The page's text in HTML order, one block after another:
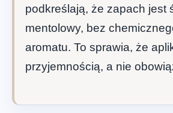
podkreślają, że zapach jest
mentolowy, bez
aromatu. To sprawia, że
przyjemnością, a nie